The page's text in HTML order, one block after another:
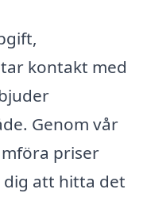
kontakt med
Genom vår
priser
dig att hitta det